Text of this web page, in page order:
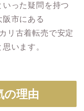
いった疑問を持つ
市にある
リ古着転売で安定
います。
の理由